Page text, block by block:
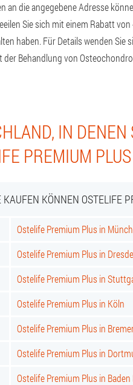
die angegebene Adresse
Sie sich mit einem Rabatt von
haben. Für Details wenden Sie
Behandlung von
IN DENEN
PREMIUM PLUS
KÖNNEN OSTELIFE
Ostelife Premium Plus in
Ostelife Premium Plus in
Ostelife Premium Plus in
Ostelife Premium Plus in Köln
Ostelife Premium Plus in
Ostelife Premium Plus in
Ostelife Premium Plus in